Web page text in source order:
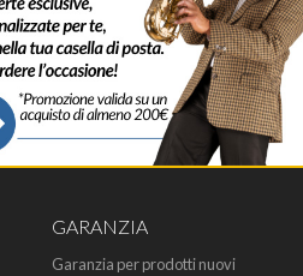
GARANZIA
Garanzia per prodotti nuovi